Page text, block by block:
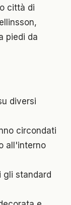
città di
piedi da
diversi
circondati
all'interno
gli standard